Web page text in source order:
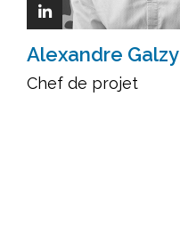
Alexandre Galzy
Chef de projet